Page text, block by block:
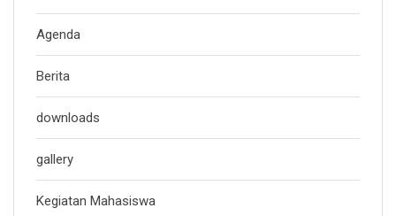
Agenda
Berita
downloads
gallery
Kegiatan Mahasiswa